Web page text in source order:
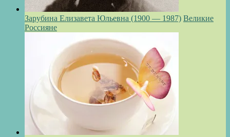
Зарубина Елизавета Юльевна (1900 — 1987) Великие
Россияне